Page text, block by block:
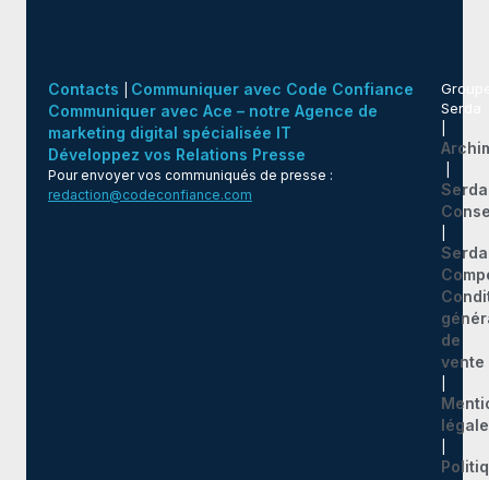
Contacts
Communiquer avec Code Confiance
Communiquer avec Ace – notre Agence de
marketing digital spécialisée IT
Développez vos Relations Presse
Pour envoyer vos communiqués de presse :
redaction@codeconfiance.com
Serda
Serda
Serda
de
vente